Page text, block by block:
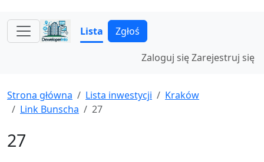
Lista Zgłoś
Zaloguj sięZarejestruj się
Strona główna Lista inwestycji
Kraków
Link Bunscha
27
27